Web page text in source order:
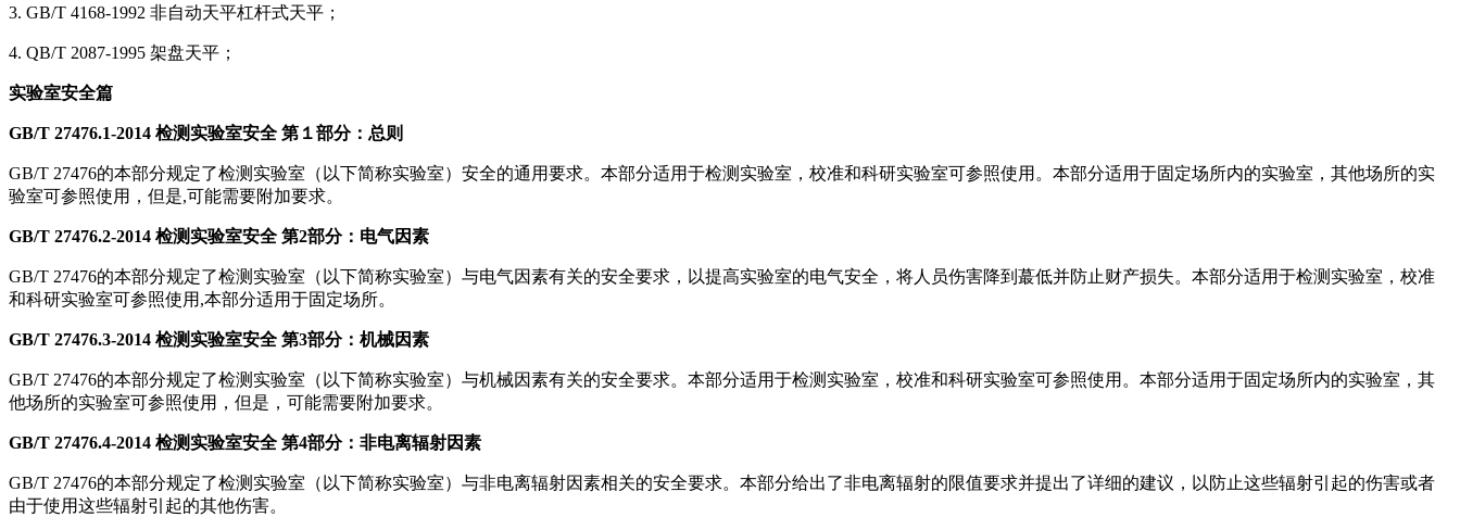
3. GB/T 4168-1992 非自动天平杠杆式天平；
4. QB/T 2087-1995 架盘天平；
实验室安全篇
GB/T 27476.1-2014 检测实验室安全 第 １部分：总则
GB/T 27476的本部分规定了检测实验室（以下简称实验室）安全的通用要求。本部分适用于检测实验室，校准和科研实验室可参照使用。本部分适用于固定场所内的实验室，其他场所的实
验室可参照使用，但是,可能需要附加要求。
GB/T 27476.2-2014 检测实验室安全 第2部分：电气因素
GB/T 27476的本部分规定了检测实验室（以下简称实验室）与电气因素有关的安全要求，以提高实验室的电气安全，将人员伤害降到蕞低并防止财产损失。本部分适用于检测实验室，校准
和科研实验室可参照使用,本部分适用于固定场所。
GB/T 27476.3-2014 检测实验室安全 第3部分：机械因素
GB/T 27476的本部分规定了检测实验室（以下简称实验室）与机械因素有关的安全要求。本部分适用于检测实验室，校准和科研实验室可参照使用。本部分适用于固定场所内的实验室，其
他场所的实验室可参照使用，但是，可能需要附加要求。
GB/T 27476.4-2014 检测实验室安全 第4部分：非电离辐射因素
GB/T 27476的本部分规定了检测实验室（以下简称实验室）与非电离辐射因素相关的安全要求。本部分给出了非电离辐射的限值要求并提出了详细的建议，以防止这些辐射引起的伤害或者
由于使用这些辐射引起的其他伤害。